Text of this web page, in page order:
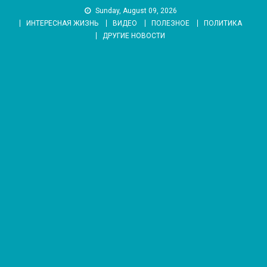
Sunday, August 09, 2026
ИНТЕРЕСНАЯ ЖИЗНЬ
ВИДЕО ПОЛЕЗНОЕ
ПОЛИТИКА
ДРУГИЕ НОВОСТИ